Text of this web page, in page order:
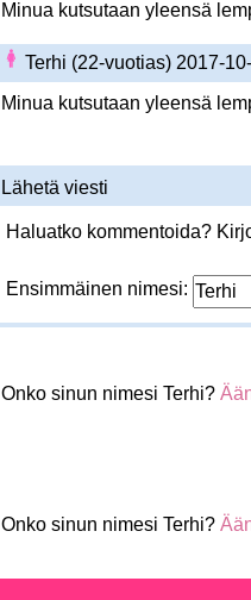
Minua kutsutaan yleensä
Terhi (22-vuotias) 2017-
Minua kutsutaan yleensä
Lähetä viesti
Haluatko kommentoida?
Ensimmäinen nimesi:
Onko sinun nimesi Terhi?
Onko sinun nimesi Terhi?